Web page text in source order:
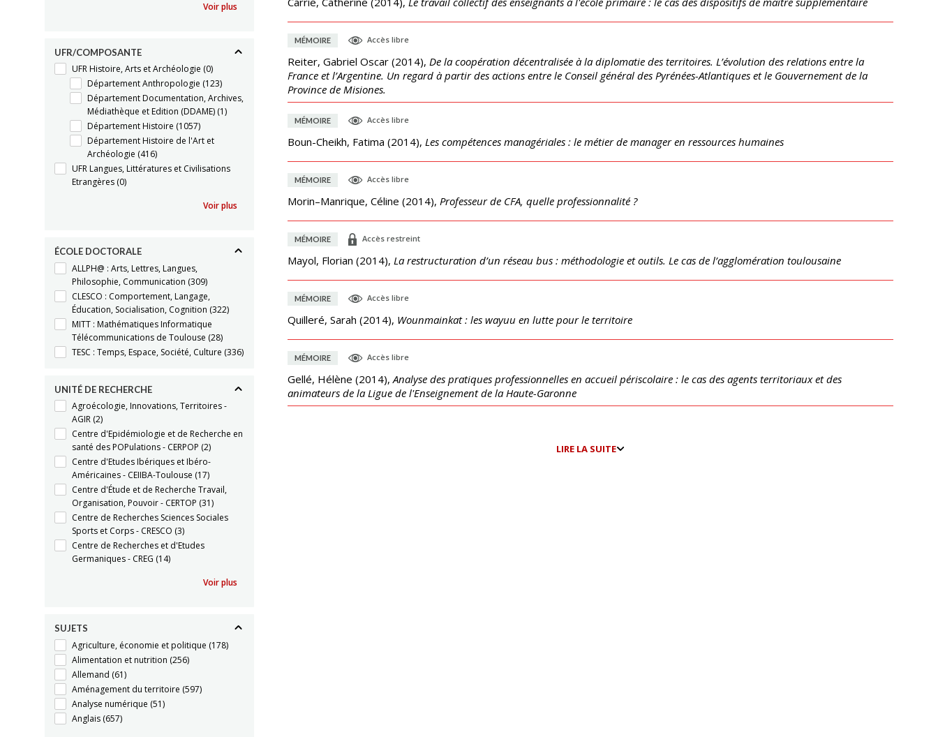
Voir plus
UFR/COMPOSANTE
UFR Histoire, Arts et Archéologie (0)
Département Anthropologie (123)
Département Documentation, Archives,
Médiathèque et Edition (DDAME) (1)
Département Histoire (1057)
Département Histoire de l'Art et
Archéologie (416)
UFR Langues, Littératures et Civilisations
Etrangères (0)
Voir plus
ÉCOLE DOCTORALE
ALLPH@ : Arts, Lettres, Langues,
Philosophie, Communication (309)
CLESCO : Comportement, Langage,
Éducation, Socialisation, Cognition (322)
MITT : Mathématiques Informatique
Télécommunications de Toulouse (28)
TESC : Temps, Espace, Société, Culture (336)
UNITÉ DE RECHERCHE
Agroécologie, Innovations, Territoires -
AGIR (2)
Centre d'Epidémiologie et de Recherche en
santé des POPulations - CERPOP (2)
Centre d'Etudes Ibériques et Ibéro-
Américaines - CEIIBA-Toulouse (17)
Centre d'Étude et de Recherche Travail,
Organisation, Pouvoir - CERTOP (31)
Centre de Recherches Sciences Sociales
Sports et Corps - CRESCO (3)
Centre de Recherches et d'Etudes
Germaniques - CREG (14)
Voir plus
SUJETS
Agriculture, économie et politique (178)
Alimentation et nutrition (256)
Allemand (61)
Aménagement du territoire (597)
Analyse numérique (51)
Anglais (657)
MÉMOIRE Accès libre
Reiter, Gabriel Oscar (2014), De la coopération décentralisée à la diplomatie des territoires. L’évolution des relations entre la
France et l’Argentine. Un regard à partir des actions entre le Conseil général des Pyrénées-Atlantiques et le Gouvernement de la
Province de Misiones.
MÉMOIRE Accès libre
Boun-Cheikh, Fatima (2014), Les compétences managériales : le métier de manager en ressources humaines
MÉMOIRE Accès libre
Morin–Manrique, Céline (2014), Professeur de CFA, quelle professionnalité ?
MÉMOIRE Accès restreint
Mayol, Florian (2014), La restructuration d’un réseau bus : méthodologie et outils. Le cas de l’agglomération toulousaine
MÉMOIRE Accès libre
Quilleré, Sarah (2014), Wounmainkat : les wayuu en lutte pour le territoire
MÉMOIRE Accès libre
Gellé, Hélène (2014),Analyse des pratiques professionnelles en accueil périscolaire : le cas des agents territoriaux et des
animateurs de la Ligue de l'Enseignement de la Haute-Garonne
LIRE LA SUITE